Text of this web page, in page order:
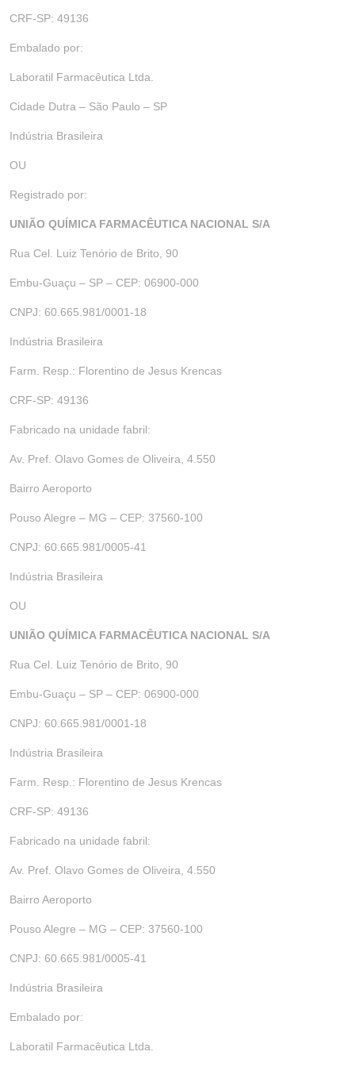
CRF-SP: 49136
Embalado por:
Laboratil Farmacêutica Ltda.
Cidade Dutra – São Paulo – SP
Indústria Brasileira
OU
Registrado por:
UNIÃO QUÍMICA FARMACÊUTICA NACIONAL S/A
Rua Cel. Luiz Tenório de Brito, 90
Embu-Guaçu – SP – CEP: 06900-000
CNPJ: 60.665.981/0001-18
Indústria Brasileira
Farm. Resp.: Florentino de Jesus Krencas
CRF-SP: 49136
Fabricado na unidade fabril:
Av. Pref. Olavo Gomes de Oliveira, 4.550
Bairro Aeroporto
Pouso Alegre – MG – CEP: 37560-100
CNPJ: 60.665.981/0005-41
Indústria Brasileira
OU
UNIÃO QUÍMICA FARMACÊUTICA NACIONAL S/A
Rua Cel. Luiz Tenório de Brito, 90
Embu-Guaçu – SP – CEP: 06900-000
CNPJ: 60.665.981/0001-18
Indústria Brasileira
Farm. Resp.: Florentino de Jesus Krencas
CRF-SP: 49136
Fabricado na unidade fabril:
Av. Pref. Olavo Gomes de Oliveira, 4.550
Bairro Aeroporto
Pouso Alegre – MG – CEP: 37560-100
CNPJ: 60.665.981/0005-41
Indústria Brasileira
Embalado por:
Laboratil Farmacêutica Ltda.